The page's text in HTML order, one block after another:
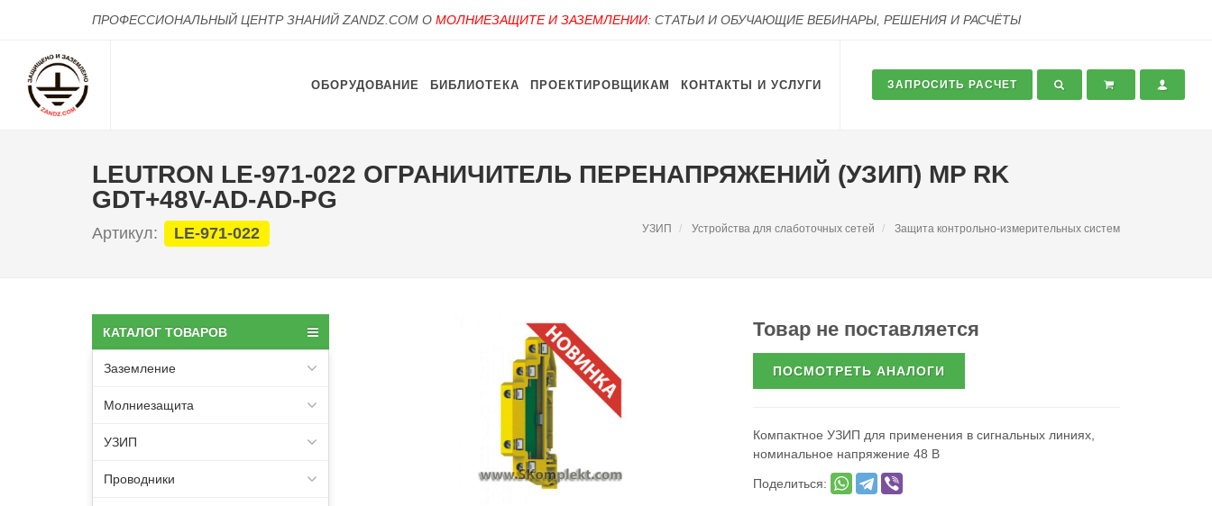
ПРОФЕССИОНАЛЬНЫЙ ЦЕНТР ЗНАНИЙ ZANDZ.COM О МОЛНИЕЗАЩИТЕ И ЗАЗЕМЛЕНИИ: СТАТЬИ И ОБУЧАЮЩИЕ ВЕБИНАРЫ, РЕШЕНИЯ И РАСЧЁТЫ
ОБОРУДОВАНИЕ БИБЛИОТЕКА ПРОЕКТИРОВЩИКАМ КОНТАКТЫ И УСЛУГИ ЗАПРОСИТЬ РАСЧЕТ
LEUTRON LE-971-022 ОГРАНИЧИТЕЛЬ ПЕРЕНАПРЯЖЕНИЙ (УЗИП) MP RK
GDT+48V-AD-AD-PG
Артикул: LE-971-022 УЗИП Устройства для слаботочных сетей Защита контрольно-измерительных систем
КАТАЛОГ ТОВАРОВ
Заземление
Молниезащита
УЗИП
Проводники
Товар не поставляется
ПОСМОТРЕТЬ АНАЛОГИ
Компактное УЗИП для применения в сигнальных линиях,
номинальное напряжение 48 В
Поделиться: